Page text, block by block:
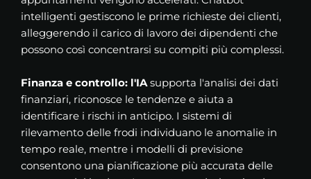
intelligenti gestiscono le prime richieste dei clienti,
alleggerendo il carico di lavoro dei dipendenti che
possono così concentrarsi su compiti più complessi.
Finanza e controllo: l'IAsupporta l'analisi dei dati
finanziari, riconosce le tendenze e aiuta a
identificare i rischi in anticipo. I sistemi di
rilevamento delle frodi individuano le anomalie in
tempo reale, mentre i modelli di previsione
consentono una pianificazione più accurata delle